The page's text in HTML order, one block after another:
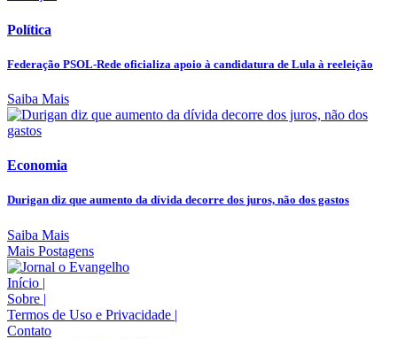
Política
Federação PSOL-Rede oficializa apoio à candidatura de Lula à reeleição
Saiba Mais
Economia
Durigan diz que aumento da dívida decorre dos juros, não dos gastos
Saiba Mais
Mais Postagens
Início |
Sobre |
Termos de Uso e Privacidade |
Contato